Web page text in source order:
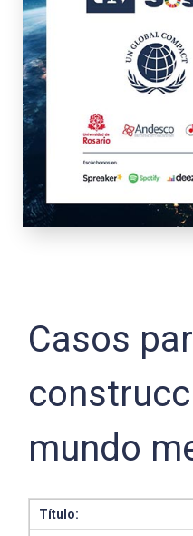
Casos
mundo
Título: